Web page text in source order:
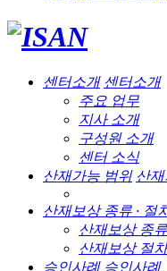
센터소개 센터소개
주요 업무
지사 소개
구성원 소개
센터 소식
산재가능 범위 산
산재보상 종류 · 절
산재보상 종류
산재보상 절차
승인사례 승인사례